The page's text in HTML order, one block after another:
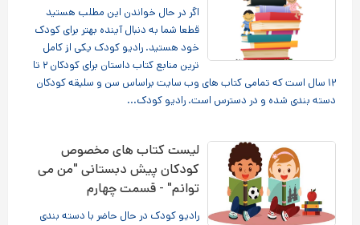
اگر در حال خواندن این مطلب هستید
قطعا شما به دنبال آینده بهتر برای کودک
خود هستید. رادیو کودک یکی از کامل
ترین منابع کتاب داستان برای کودکان ۲ تا
۱۲ سال است که تمامی کتاب های وب سایت براساس سن و سلیقه کودکان
دسته بندی شده و در دسترس است. رادیو کودک...
لیست کتاب های مخصوص
کودکان پیش دبستانی "من می
توانم" - قسمت چهارم
رادیو کودک در حال حاضر با دسته بندی